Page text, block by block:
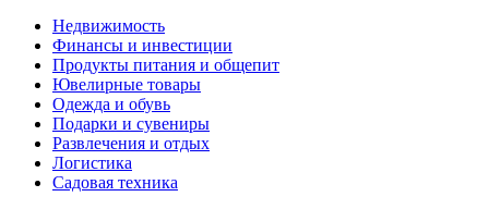
Недвижимость
Финансы и инвестиции
Продукты питания и общепит
Ювелирные товары
Одежда и обувь
Подарки и сувениры
Развлечения и отдых
Логистика
Садовая техника